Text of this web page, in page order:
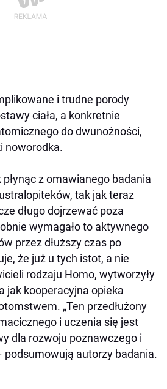
i trudne porody
ciała, a konkretnie
do dwunożności,
noworodka.
z omawianego badania
tak jak teraz
długo dojrzewać poza
wymagało to aktywnego
przez dłuższy czas po
że już u tych istot, a nie
rodzaju Homo, wytworzyły
jak kooperacyjna opieka
„Ten przedłużony
i uczenia się jest
dla rozwoju poznawczego i
podsumowują autorzy badania.